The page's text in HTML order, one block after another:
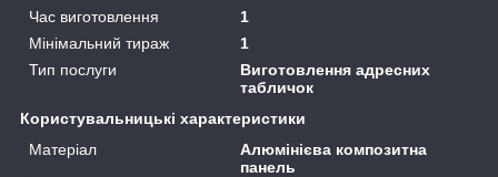
Час виготовлення
1
Мінімальний тираж
1
Тип послуги
Виготовлення адресних
табличок
Користувальницькі характеристики
Матеріал
Алюмінієва композитна
панель